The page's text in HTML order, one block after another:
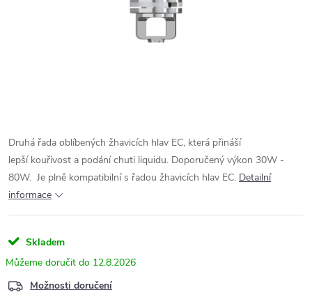
Druhá řada oblíbených žhavicích hlav EC, která přináší
lepší kouřivost a podání chuti liquidu. Doporučený výkon 30W -
80W. Je plně kompatibilní s řadou žhavicích hlav EC. Detailní
informace
Skladem
12.8.2026
Možnosti doručení